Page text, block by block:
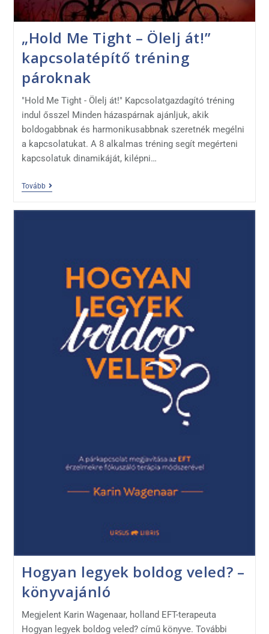
„Hold Me Tight – Ölelj át!”
kapcsolatépítő tréning
pároknak
"Hold Me Tight - Ölelj át!" Kapcsolatgazdagító tréning
indul ősszel Minden házaspárnak ajánljuk, akik
boldogabbnak és harmonikusabbnak szeretnék megélni
a kapcsolatukat. A 8 alkalmas tréning segít megérteni
kapcsolatuk dinamikáját, kilépni…
Tovább
Hogyan legyek boldog veled? –
könyvajánló
Megjelent Karin Wagenaar, holland EFT-terapeuta
Hogyan legyek boldog veled? című könyve. További